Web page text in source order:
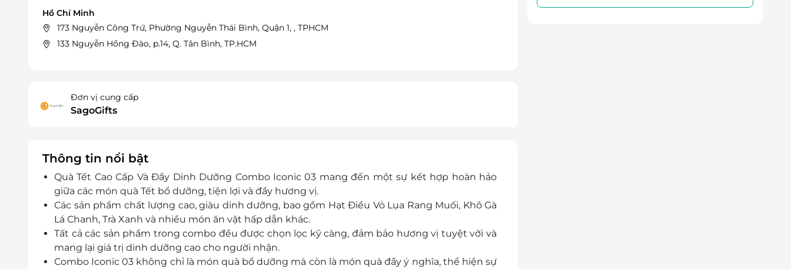
Hồ Chí Minh
173 Nguyễn Công Trứ, Phường Nguyễn Thái Bình, Quận 1, , TPHCM
133 Nguyễn Hồng Đào, p.14, Q. Tân Bình, TP.HCM
Đơn vị cung cấp
SagoGifts
Thông tin nổi bật
Quà Tết Cao Cấp Và Đầy Dinh Dưỡng Combo Iconic 03 mang đến một sự kết hợp hoàn hảo
giữa các món quà Tết bổ dưỡng, tiện lợi và đầy hương vị.
Các sản phẩm chất lượng cao, giàu dinh dưỡng, bao gồm Hạt Điều Vỏ Lụa Rang Muối, Khô Gà
Lá Chanh, Trà Xanh và nhiều món ăn vặt hấp dẫn khác.
Tất cả các sản phẩm trong combo đều được chọn lọc kỹ càng, đảm bảo hương vị tuyệt vời và
mang lại giá trị dinh dưỡng cao cho người nhận.
Combo Iconic 03 không chỉ là món quà bổ dưỡng mà còn là món quà đầy ý nghĩa, thể hiện sự